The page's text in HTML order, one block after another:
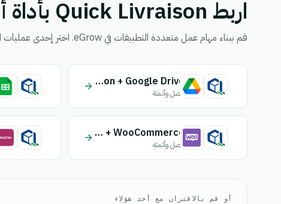
اربط Quick Livraison بأداة أخرى.
قم ببناء مهام عمل متعددة التطبيقات في eGrow. اختر إحدى عمليات التكامل أدناه لدمجها مع Quick Livraison.
Quick Livraison + Google Drive
اتصل وأتمتة
Quick Livraison + WooCommerce
اتصل وأتمتة
أو قم بالاقتران مع أحد هؤلاء